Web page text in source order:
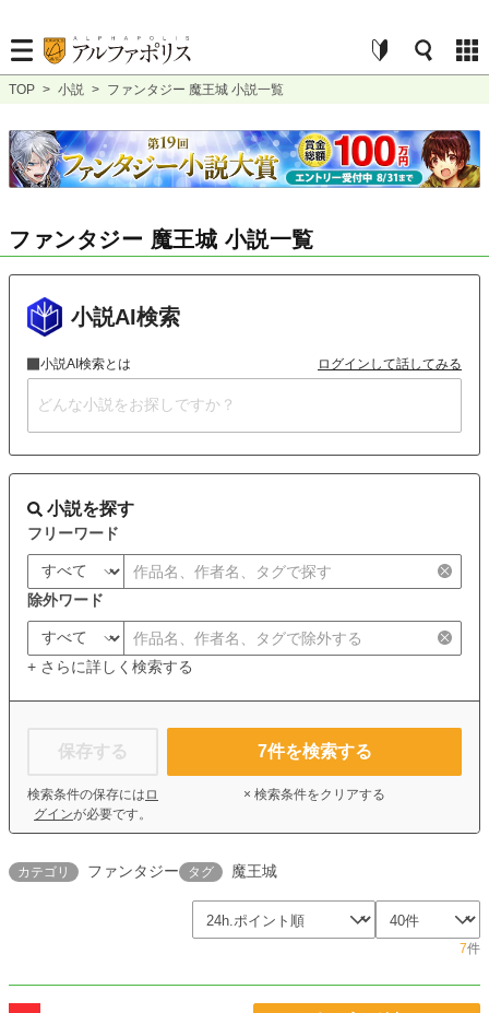
TOP > 小説 > ファンタジー 魔王城 小説一覧
ファンタジー 魔王城 小説一覧
小説AI検索
小説AI検索とは ログインして話してみる
小説を探す
フリーワード
除外ワード
+ さらに詳しく検索する
保存する
検索条件の保存には ロ
グインが必要です。
7件を検索する
× 検索条件をクリアする
カテゴリ ファンタジー タグ 魔王城
7件